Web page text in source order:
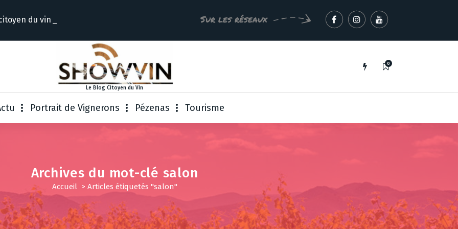
Sur les réseaux
Le Blog Citoyen du Vin
0
Portrait de Vignerons Pézenas Tourisme
Archives du mot-clé salon
Accueil > Articles étiquetés "salon"